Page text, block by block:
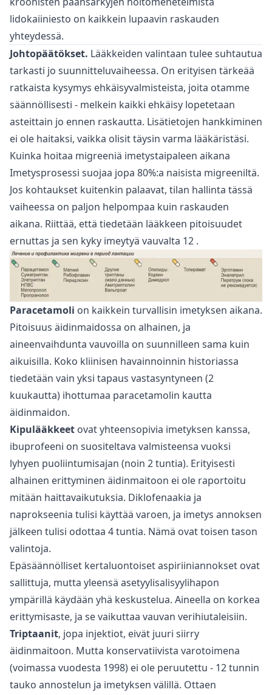
lidokaiiniesto on kaikkein lupaavin raskauden
yhteydessä.
Johtopäätökset. Lääkkeiden valintaan tulee suhtautua
tarkasti jo suunnitteluvaiheessa. On erityisen tärkeää
ratkaista kysymys ehkäisyvalmisteista, joita otamme
säännöllisesti - melkein kaikki ehkäisy lopetetaan
asteittain jo ennen raskautta. Lisätietojen hankkiminen
ei ole haitaksi, vaikka olisit täysin varma lääkäristäsi.
Kuinka hoitaa migreeniä imetystaipaleen aikana
Imetysprosessi suojaa jopa 80%:a naisista migreeniltä.
Jos kohtaukset kuitenkin palaavat, tilan hallinta tässä
vaiheessa on paljon helpompaa kuin raskauden
aikana. Riittää, että tiedetään lääkkeen pitoisuudet
ernuttas ja sen kyky imeytyä vauvalta 12 .
Paracetamoli on kaikkein turvallisin imetyksen aikana.
Pitoisuus äidinmaidossa on alhainen, ja
aineenvaihdunta vauvoilla on suunnilleen sama kuin
aikuisilla. Koko kliinisen havainnoinnin historiassa
tiedetään vain yksi tapaus vastasyntyneen (2
kuukautta) ihottumaa paracetamolin kautta
äidinmaidon.
Kipulääkkeet ovat yhteensopivia imetyksen kanssa,
ibuprofeeni on suositeltava valmisteensa vuoksi
lyhyen puoliintumisajan (noin 2 tuntia). Erityisesti
alhainen erittyminen äidinmaitoon ei ole raportoitu
mitään haittavaikutuksia. Diklofenaakia ja
naprokseenia tulisi käyttää varoen, ja imetys annoksen
jälkeen tulisi odottaa 4 tuntia. Nämä ovat toisen tason
valintoja.
Epäsäännölliset kertaluontoiset aspiriiniannokset ovat
sallittuja, mutta yleensä asetyylisalisyylihapon
ympärillä käydään yhä keskustelua. Aineella on korkea
erittymisaste, ja se vaikuttaa vauvan verihiutaleisiin.
Triptaanit, jopa injektiot, eivät juuri siirry
äidinmaitoon. Mutta konservatiivista varotoimena
(voimassa vuodesta 1998) ei ole peruutettu - 12 tunnin
tauko annostelun ja imetyksen välillä. Ottaen